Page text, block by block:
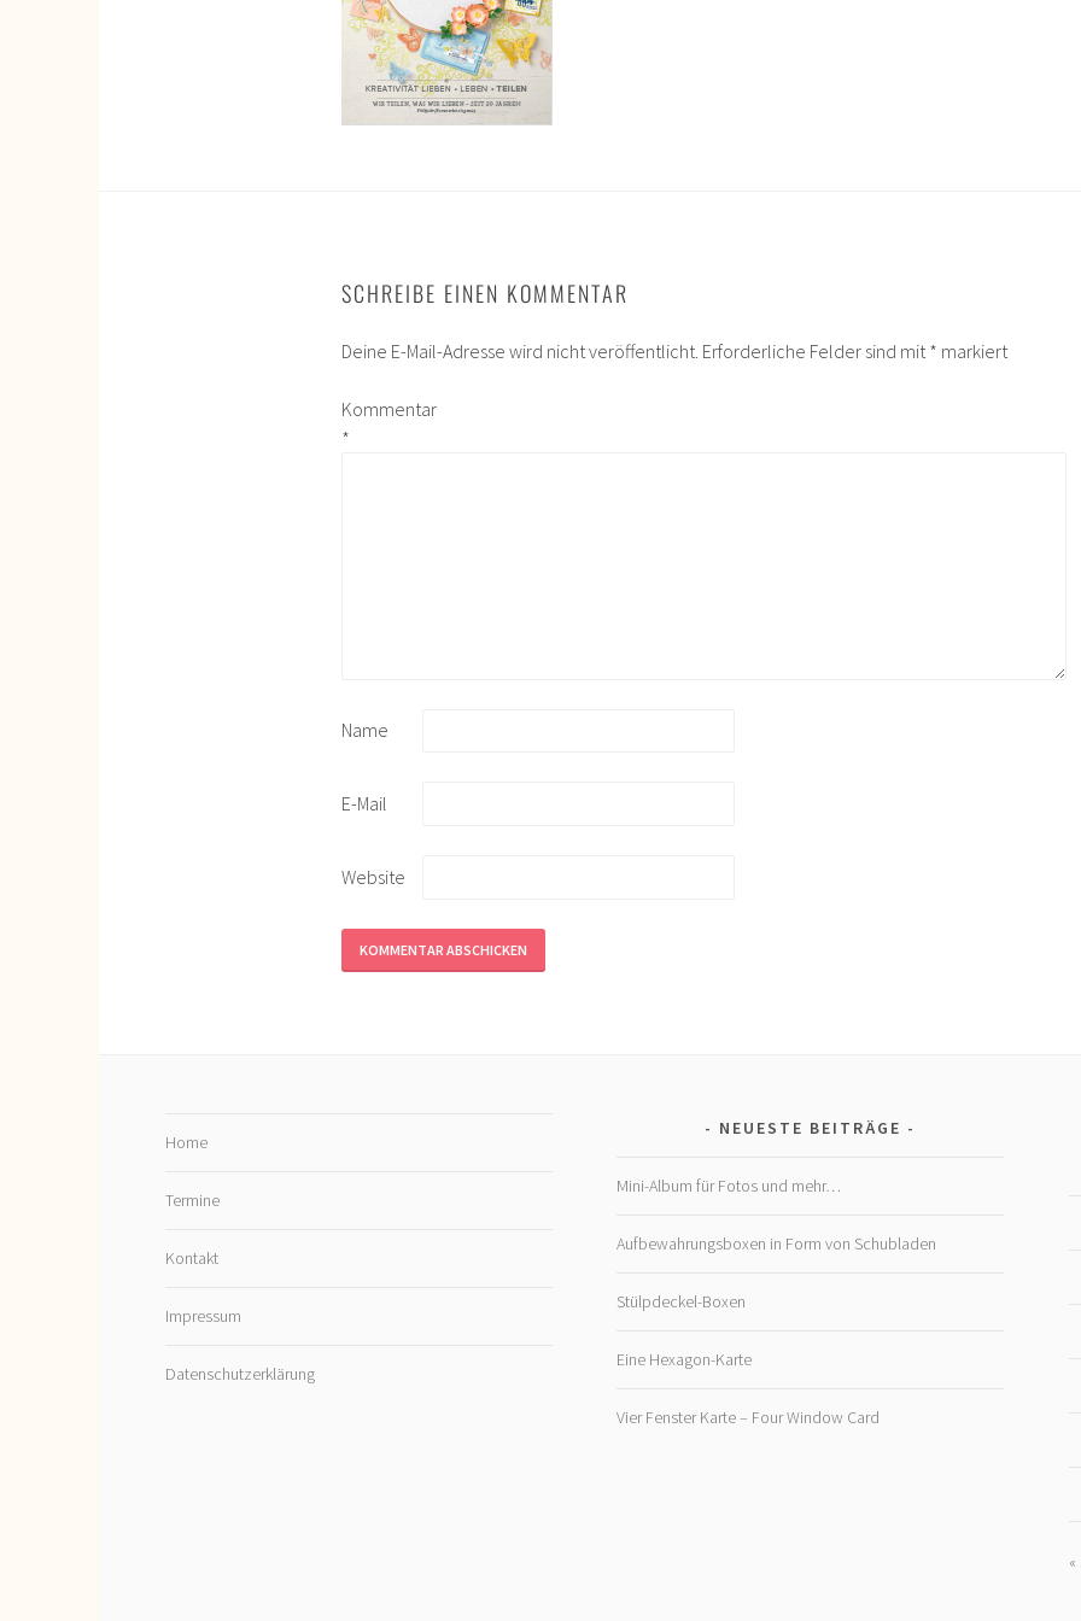
SCHREIBE EINEN KOMMENTAR
Deine E-Mail-Adresse wird nicht veröffentlicht. Erforderliche Felder sind mit * markiert
Kommentar
*
Name
E-Mail
Website
Home
Termine
Kontakt
Impressum
Datenschutzerklärung
NEUESTE BEITRÄGE
Mini-Album für Fotos und mehr…
Aufbewahrungsboxen in Form von Schubladen
Stülpdeckel-Boxen
Eine Hexagon-Karte
Vier Fenster Karte – Four Window Card